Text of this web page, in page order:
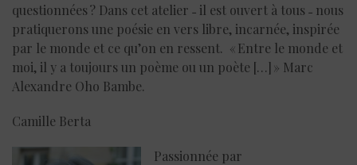
questionnées ? Dans cet atelier ˗ il est ouvert à tous ˗ nous
pratiquerons une poésie en vers libre, incarnée, inspirée
par le monde et ce qu’on en ressent. « Entre le monde et
moi, il y a toujours un poème ou un poète […] » Marc
Alexandre Oho Bambe.
Camille Berta
Passionnée par